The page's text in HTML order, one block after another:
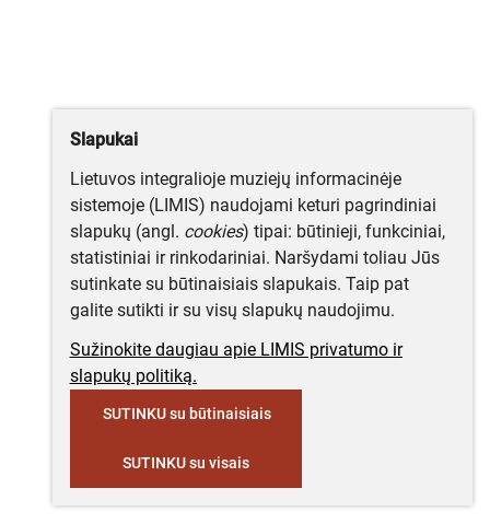
Slapukai
Lietuvos integralioje muziejų informacinėje
sistemoje (LIMIS) naudojami keturi pagrindiniai
slapukų (angl. cookies) tipai: būtinieji, funkciniai,
statistiniai ir rinkodariniai. Naršydami toliau Jūs
sutinkate su būtinaisiais slapukais. Taip pat
galite sutikti ir su visų slapukų naudojimu.
Sužinokite daugiau apie LIMIS privatumo ir
slapukų politiką.
SUTINKU su būtinaisiais
SUTINKU su visais